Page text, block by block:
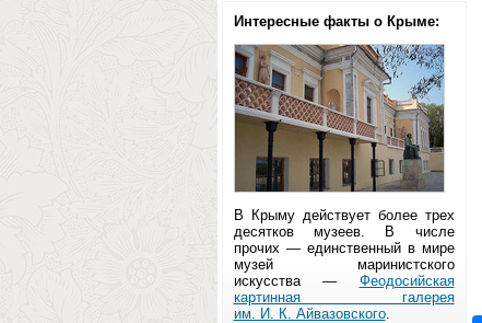
Интересные факты о Крыме:
В Крыму действует более трех
десятков музеев. В числе
прочих — единственный в мире
музей маринистского
искусства — Феодосийская
картинная галерея
им. И. К. Айвазовского.